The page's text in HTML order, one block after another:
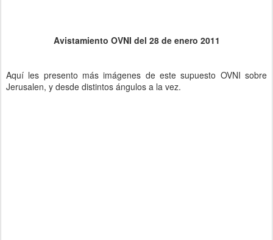
Avistamiento OVNI del 28 de enero 2011
Aquí les presento más imágenes de este supuesto OVNI sobre
Jerusalen, y desde distintos ángulos a la vez.